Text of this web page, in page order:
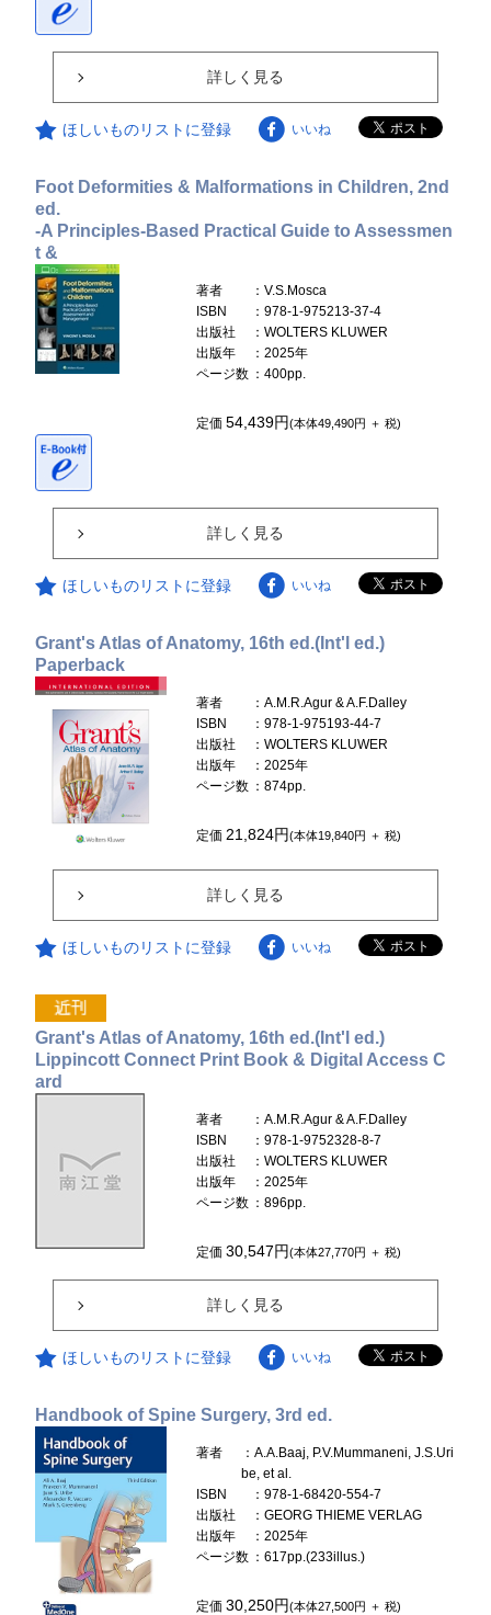
詳しく見る
ほしいものリストに登録 いいね
Foot Deformities & Malformations in Children, 2nd
ed.
-A Principles-Based Practical Guide to Assessmen
t &
著者
：V.S.Mosca
ISBN
：978-1-975213-37-4
出版社
：WOLTERS KLUWER
出版年
：2025年
ページ数 ：400pp.
定価54,439円(本体49,490円 ＋ 税)
詳しく見る
ほしいものリストに登録 いいね
Grant's Atlas of Anatomy, 16th ed.(Int'l ed.)
Paperback
著者
：A.M.R.Agur & A.F.Dalley
ISBN
：978-1-975193-44-7
出版社
：WOLTERS KLUWER
出版年
：2025年
ページ数 ：874pp.
定価 21,824円(本体19,840円 ＋ 税)
詳しく見る
ほしいものリストに登録 いいね
Grant's Atlas of Anatomy, 16th ed.(Int'l ed.)
Lippincott Connect Print Book & Digital Access C
ard
著者
：A.M.R.Agur & A.F.Dalley
ISBN
：978-1-9752328-8-7
出版社
：WOLTERS KLUWER
出版年
：2025年
ページ数 ：896pp.
定価30,547円(本体27,770円 ＋ 税)
詳しく見る
ほしいものリストに登録 いいね
Handbook of Spine Surgery, 3rd ed.
著者
：A.A.Baaj, P.V.Mummaneni, J.S.Uri
be, et al.
ISBN
：978-1-68420-554-7
出版社
：GEORG THIEME VERLAG
出版年
：2025年
ページ数 ：617pp.(233illus.)
定価30,250円(本体27,500円 ＋ 税)